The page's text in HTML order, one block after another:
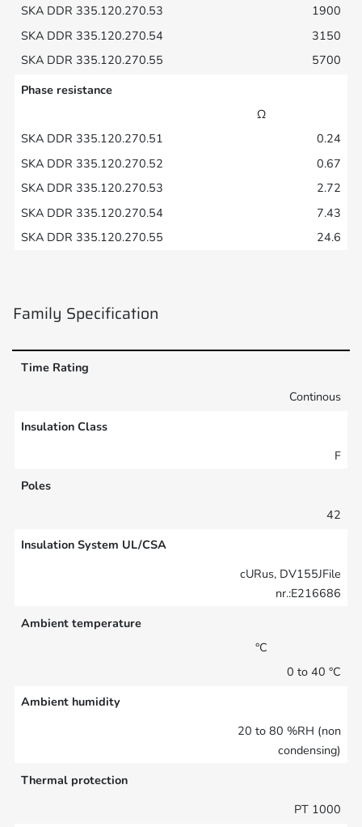
1900
3150
5700
Phase resistance
Ω
0.24
0.67
2.72
7.43
24.6
Family Specification
Time Rating
Continous
Insulation Class
F
Poles
42
Insulation System UL/CSA
cURus, DV155JFile
nr.:E216686
Ambient temperature
°C
0 to 40 °C
Ambient humidity
20 to 80 %RH (non
condensing)
Thermal protection
PT 1000